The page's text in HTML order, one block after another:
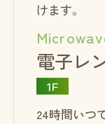
けます。
電子レ
1F
24時間いつ